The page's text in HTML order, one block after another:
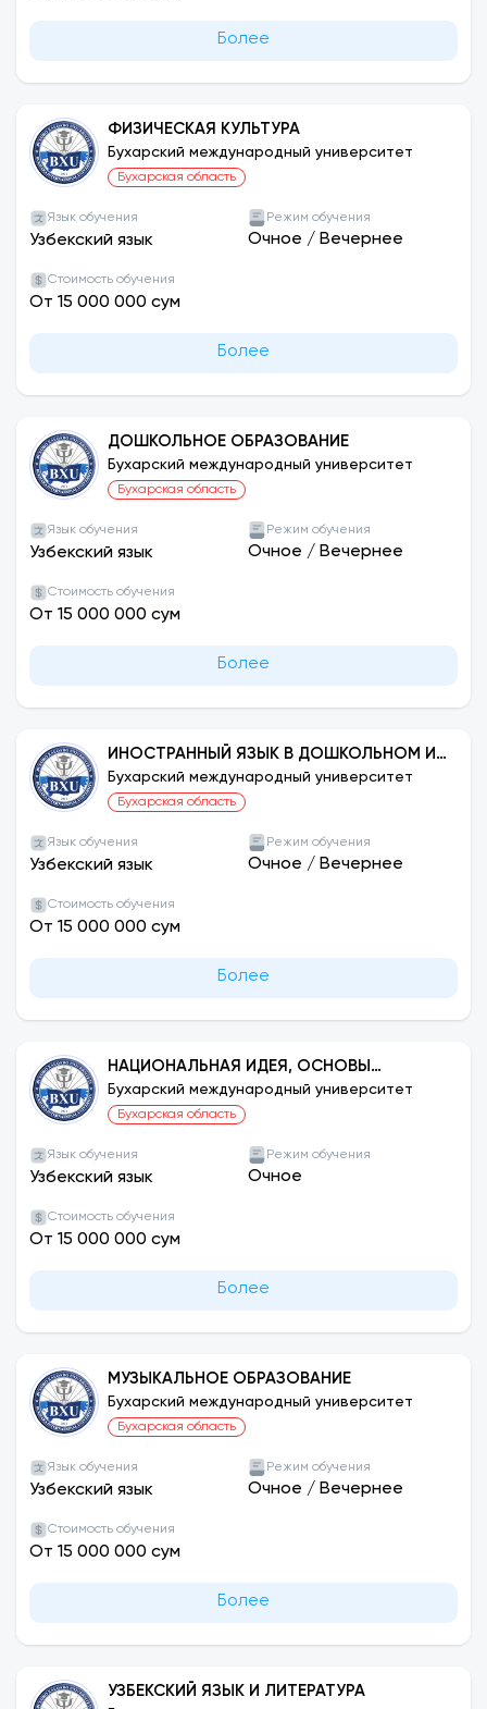
Более
ФИЗИЧЕСКАЯ КУЛЬТУРА
Бухарский международный университет
Бухарская область
Язык обучения
Узбекский язык
Режим обучения
Очное / Вечернее
Стоимость обучения
От 15 000 000 сум
Более
ДОШКОЛЬНОЕ ОБРАЗОВАНИЕ
Бухарский международный университет
Бухарская область
Язык обучения
Узбекский язык
Режим обучения
Очное / Вечернее
Стоимость обучения
От 15 000 000 сум
Более
ИНОСТРАННЫЙ ЯЗЫК В ДОШКОЛЬНОМ И
НАЧАЛЬНОМ ОБРАЗОВАНИИ:
АНГЛИЙСКИЙ
Бухарский международный университет
Бухарская область
Язык обучения
Узбекский язык
Режим обучения
Очное / Вечернее
Стоимость обучения
От 15 000 000 сум
Более
НАЦИОНАЛЬНАЯ ИДЕЯ, ОСНОВЫ
ДУХОВНОСТИ И ПРАВОВОГО
ВОСПИТАНИЯ
Бухарский международный университет
Бухарская область
Язык обучения
Узбекский язык
Режим обучения
Очное
Стоимость обучения
От 15 000 000 сум
Более
МУЗЫКАЛЬНОЕ ОБРАЗОВАНИЕ
Бухарский международный университет
Бухарская область
Язык обучения
Узбекский язык
Режим обучения
Очное / Вечернее
Стоимость обучения
От 15 000 000 сум
Более
УЗБЕКСКИЙ ЯЗЫК И ЛИТЕРАТУРА